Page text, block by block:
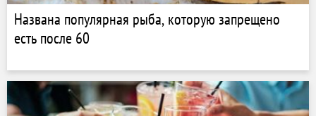
Названа популярная рыба, которую запрещено
есть после 60